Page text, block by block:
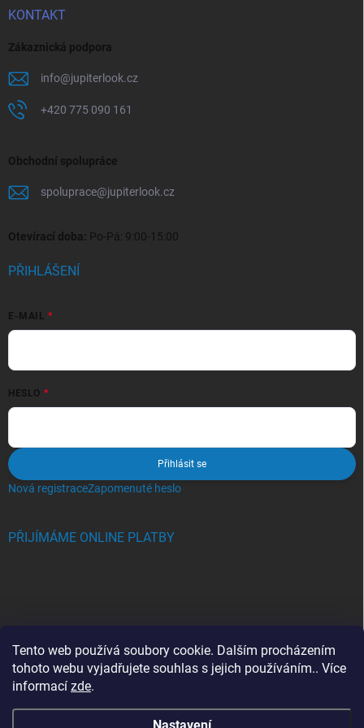
Tento web používá soubory cookie. Dalším procházením
tohoto webu vyjadřujete souhlas s jejich používáním.. Více
informací zde.
KONTAKT
Zákaznická podpora
info@jupiterlook.cz
+420 775 090 161
Obchodní spolupráce
spoluprace@jupiterlook.cz
Otevírací doba: Po-Pá: 9:00-15:00
PŘIHLÁŠENÍ
E-MAIL
HESLO
Přihlásit se
Nová registraceZapomenuté heslo
PŘIJÍMÁME ONLINE PLATBY
BLOG
Crocs, proč se svět zamiloval do těchto bot a proč je MUSÍTE mít
také?